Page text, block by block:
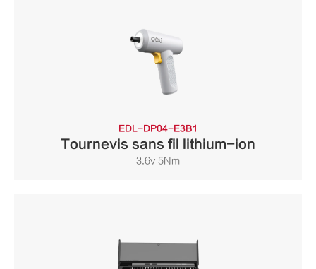
EDL-DP04-E3B1
Tournevis sans fil lithium-ion
3.6v 5Nm